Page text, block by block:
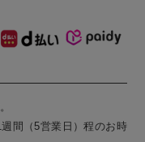
間（5営業日）程のお時